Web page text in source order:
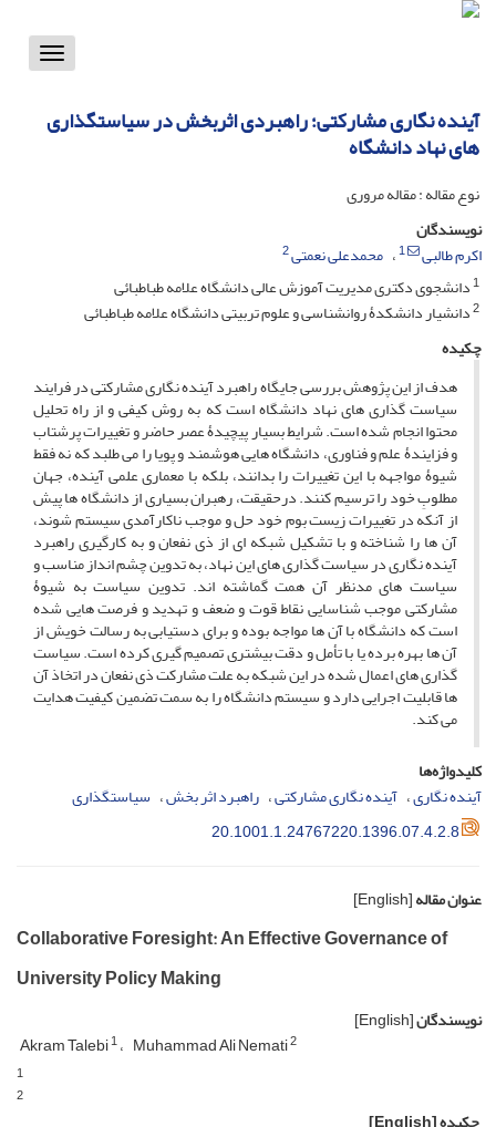
Toggle
آینده نگاری مشارکتی؛ راهبردی اثربخش در سیاستگذاری
های نهاد دانشگاه
نوع مقاله : مقاله مروری
نویسندگان
اکرم طالبی
1 محمدعلی نعمتی2
1دانشجوی دکتری مدیریت آموزش عالی دانشگاه علامه طباطبائی
2دانشیار دانشکدۀ روانشناسی و علوم تربیتی دانشگاه علامه طباطبائی
چکیده
هدف از این پژوهش بررسی جایگاه راهبرد آینده نگاری مشارکتی در فرایند
سیاست گذاری های نهاد دانشگاه است که به روش کیفی و از راه تحلیل
محتوا انجام شده است. شرایط بسیار پیچیدۀ عصر حاضر و تغییرات پرشتاب
و فزایندۀ علم و فناوری، دانشگاه هایی هوشمند و پویا را می طلبد که نه فقط
شیوۀ مواجهه با این تغییرات را بدانند، بلکه با معماری علمی آینده، جهان
مطلوبِ خود را ترسیم کنند. درحقیقت، رهبران بسیاری از دانشگاه ها پیش
از آنکه در تغییرات زیست بوم خود حل و موجب ناکارآمدی سیستم شوند،
آن ها را شناخته و با تشکیل شبکه ای از ذی نفعان و به کارگیری راهبرد
آینده نگاری در سیاست گذاری های این نهاد، به تدوین چشم انداز مناسب و
سیاست های مدنظر آن همت گماشته اند. تدوین سیاست به شیوۀ
مشارکتی موجب شناسایی نقاط قوت و ضعف و تهدید و فرصت هایی شده
است که دانشگاه با آن ها مواجه بوده و برای دستیابی به رسالت خویش از
آن ها بهره برده یا با تأمل و دقت بیشتری تصمیم گیری کرده است. سیاست
گذاری های اعمال شده در این شبکه به علت مشارکت ذی نفعان در اتخاذ آن
ها قابلیت اجرایی دارد و سیستم دانشگاه را به سمت تضمین کیفیت هدایت
می کند.
کلیدواژه‌ها
آینده نگاری آینده نگاری مشارکتی راهبرد اثر بخش سیاستگذاری
20.1001.1.24767220.1396.07.4.2.8
عنوان مقاله[English]
Collaborative Foresight: An Effective Governance of
University Policy Making
نویسندگان[English]
Akram Talebi1 Muhammad Ali Nemati2
1
2